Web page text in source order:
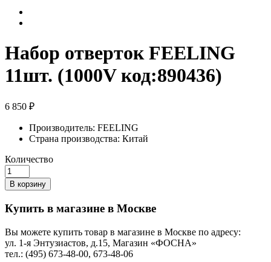
Набор отверток FEELING
11шт. (1000V код:890436)
6 850 ₽
Производитель: FEELING
Страна производства: Китай
Количество
В корзину
Купить в магазине в Москве
Вы можете купить товар в магазине в Москве по адресу:
ул. 1-я Энтузиастов, д.15, Магазин «ФОСНА»
тел.: (495) 673-48-00, 673-48-06